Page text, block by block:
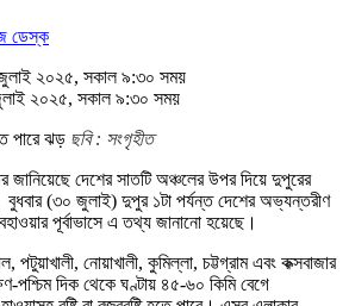
ডেস্ক
২০২৫, সকাল ৯:৩০ সময়
২০২৫, সকাল ৯:৩০ সময়
ছবি : সংগৃহীত
জানিয়েছে দেশের সাতটি অঞ্চলের উপর দিয়ে দুপুরের
(৩০ জুলাই) দুপুর ১টা পর্যন্ত দেশের অভ্যন্তরীণ
পূর্বাভাসে এ তথ্য জানানো হয়েছে।
পটুয়াখালী, নোয়াখালী, কুমিল্লা, চট্টগ্রাম এবং কক্সবাজার
পশ্চিম দিক থেকে ঘণ্টায় ৪৫-৬০ কিমি বেগে